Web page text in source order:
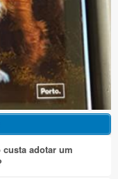
custa adotar um